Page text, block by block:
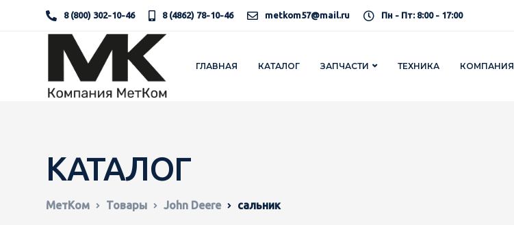
8 (800) 302-10-46 8 (4862) 78-10-46 metkom57@mail.ru Пн - Пт: 8:00 - 17:00
ГЛАВНАЯ КАТАЛОГ ЗАПЧАСТИ ТЕХНИКА КОМПАНИЯ
КАТАЛОГ
МетКом Товары John Deere сальник